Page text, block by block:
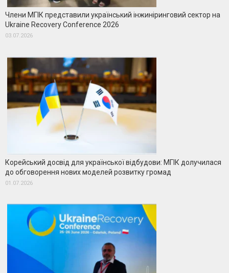
Члени МГІК представили український інжиніринговий сектор на
Ukraine Recovery Conference 2026
03.07.2026
Корейський досвід для української відбудови: МГІК долучилася
до обговорення нових моделей розвитку громад
01.07.2026